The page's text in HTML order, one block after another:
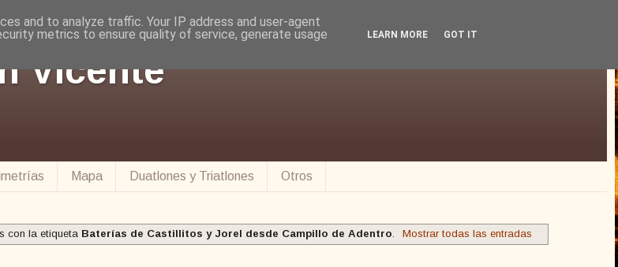
Vicente
Mapa Duatlones y Triatlones Otros
con la etiqueta Baterías de Castillitos y Jorel desde Campillo de Adentro Mostrar todas las entradas
and to analyze traffic. Your IP address and user-agent
metrics to ensure quality of service, generate usage
LEARN MORE GOT IT